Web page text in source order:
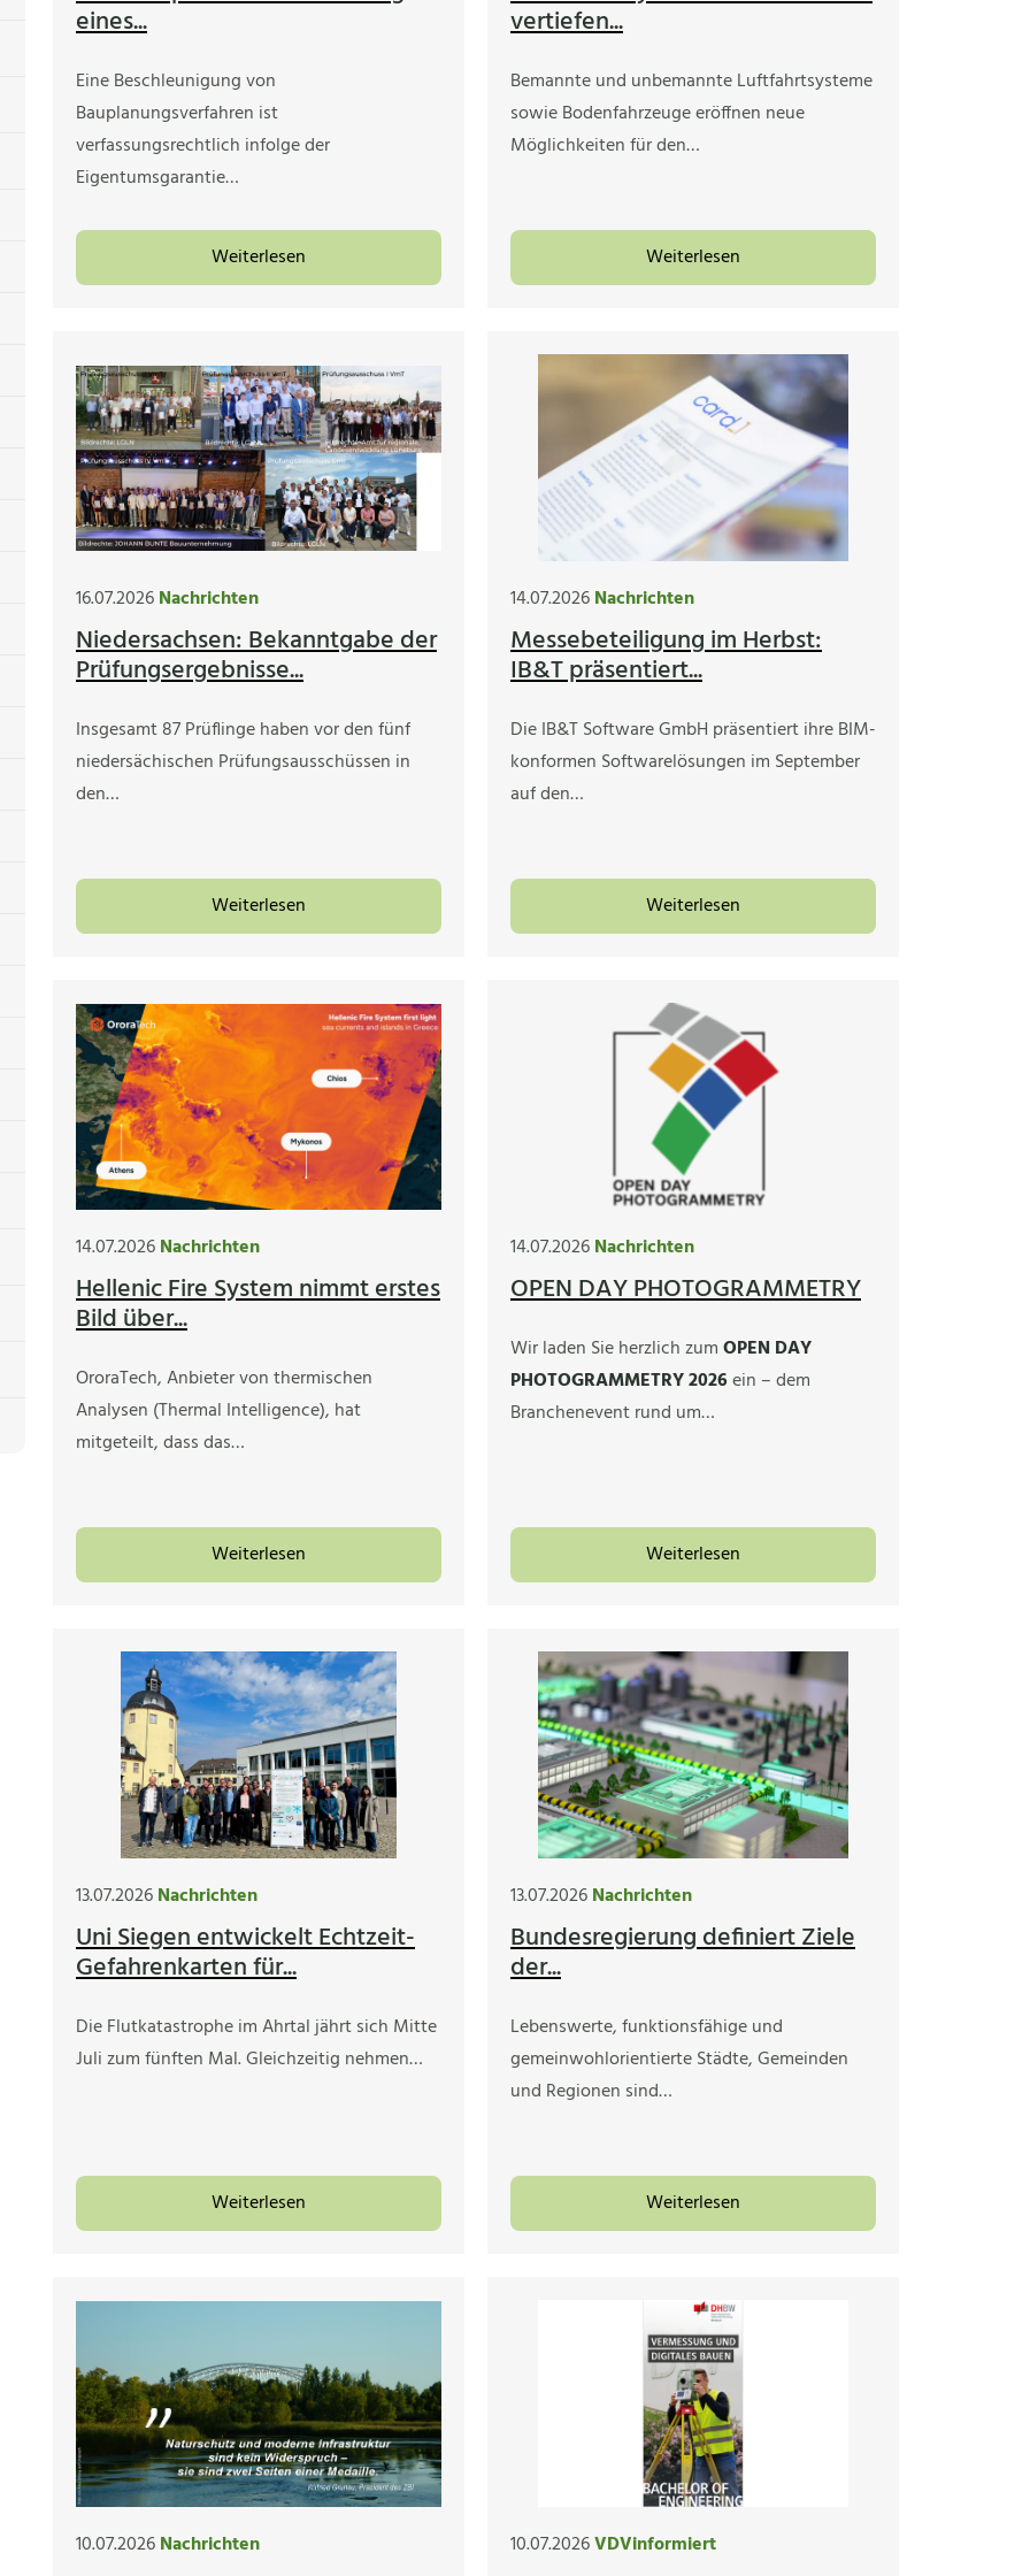
eines...
Eine Beschleunigung von
Bauplanungsverfahren ist
verfassungsrechtlich infolge der
Eigentumsgarantie…
Weiterlesen
vertiefen...
Bemannte und unbemannte Luftfahrtsysteme
sowie Bodenfahrzeuge eröffnen neue
Möglichkeiten für den…
Weiterlesen
16.07.2026Nachrichten
Niedersachsen: Bekanntgabe der
Prüfungsergebnisse...
Insgesamt 87 Prüflinge haben vor den fünf
niedersächischen Prüfungsausschüssen in
den…
Weiterlesen
14.07.2026Nachrichten
Messebeteiligung im Herbst:
IB&T präsentiert...
Die IB&T Software GmbH präsentiert ihre BIM-
konformen Softwarelösungen im September
auf den…
Weiterlesen
14.07.2026Nachrichten
Hellenic Fire System nimmt erstes
Bild über...
OroraTech, Anbieter von thermischen
Analysen (Thermal Intelligence), hat
mitgeteilt, dass das…
Weiterlesen
14.07.2026Nachrichten
OPEN DAY PHOTOGRAMMETRY
Wir laden Sie herzlich zumOPEN DAY
PHOTOGRAMMETRY 2026ein – dem
Branchenevent rund um…
Weiterlesen
13.07.2026Nachrichten
Uni Siegen entwickelt Echtzeit-
Gefahrenkarten für...
Die Flutkatastrophe im Ahrtal jährt sich Mitte
Juli zum fünften Mal. Gleichzeitig nehmen…
Weiterlesen
13.07.2026Nachrichten
Bundesregierung definiert Ziele
der...
Lebenswerte, funktionsfähige und
gemeinwohlorientierte Städte, Gemeinden
und Regionen sind…
Weiterlesen
10.07.2026Nachrichten 10.07.2026VDVinformiert